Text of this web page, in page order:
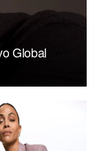
Global